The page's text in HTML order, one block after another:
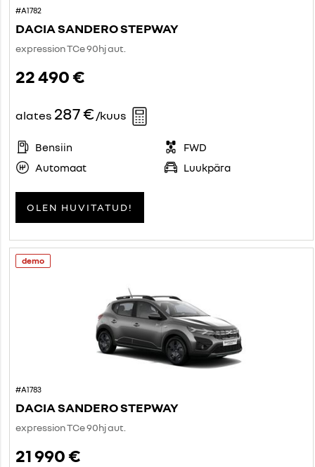
#A1782
DACIA SANDERO STEPWAY
expression TCe 90hj aut.
22 490 €
alates 287 €/kuus
Bensiin
FWD
Automaat
Luukpära
OLEN HUVITATUD!
demo
#A1783
DACIA SANDERO STEPWAY
expression TCe 90hj aut.
21 990 €